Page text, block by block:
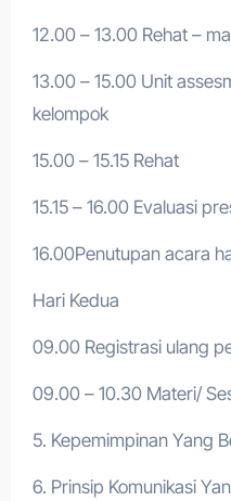
12.00 – 13.00 Rehat –
13.00 – 15.00 Unit
kelompok
15.00 – 15.15 Rehat
15.15 – 16.00 Evaluasi
16.00Penutupan acara
Hari Kedua
09.00 Registrasi ulang
09.00 – 10.30 Materi/
5. Kepemimpinan Yang
6. Prinsip Komunikasi